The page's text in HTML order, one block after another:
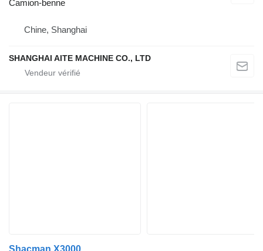
Camion-benne
Chine, Shanghai
SHANGHAI AITE MACHINE CO., LTD
Shacman X3000